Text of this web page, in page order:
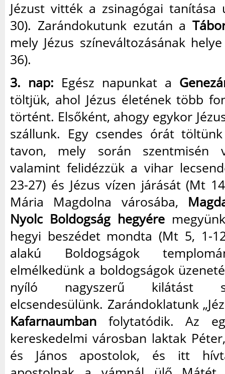
Jézust vitték a zsinagógai tanítása
30). Zarándokutunk ezután a
mely Jézus színeváltozásának
36).
3. nap: Egész napunkat a
töltjük, ahol Jézus életének több
történt. Elsőként, ahogy egykor
szállunk. Egy csendes órát
tavon, mely során szentmisén
valamint felidézzük a vihar
23-27) és Jézus vízen járását (Mt
Mária Magdolna városába,
Nyolc Boldogság hegyére
hegyi beszédet mondta (Mt 5, 1-
alakú Boldogságok
elmélkedünk a boldogságok
nyíló nagyszerű kilátást
elcsendesülünk. Zarándoklatunk
Kafarnaumban folytatódik. Az
kereskedelmi városban laktak
és János apostolok, és itt